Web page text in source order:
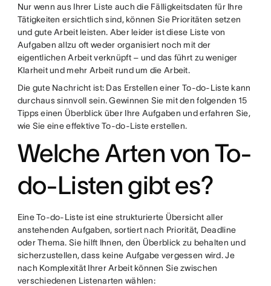
Nur wenn aus Ihrer Liste auch die Fälligkeitsdaten für Ihre
Tätigkeiten ersichtlich sind, können Sie Prioritäten setzen
und gute Arbeit leisten. Aber leider ist diese Liste von
Aufgaben allzu oft weder organisiert noch mit der
eigentlichen Arbeit verknüpft – und das führt zu weniger
Klarheit und mehr Arbeit rund um die Arbeit.
Die gute Nachricht ist: Das Erstellen einer To-do-Liste kann
durchaus sinnvoll sein. Gewinnen Sie mit den folgenden 15
Tipps einen Überblick über Ihre Aufgaben und erfahren Sie,
wie Sie eine effektive To-do-Liste erstellen.
Welche Arten von To-
do-Listen gibt es?
Eine To-do-Liste ist eine strukturierte Übersicht aller
anstehenden Aufgaben, sortiert nach Priorität, Deadline
oder Thema. Sie hilft Ihnen, den Überblick zu behalten und
sicherzustellen, dass keine Aufgabe vergessen wird. Je
nach Komplexität Ihrer Arbeit können Sie zwischen
verschiedenen Listenarten wählen: